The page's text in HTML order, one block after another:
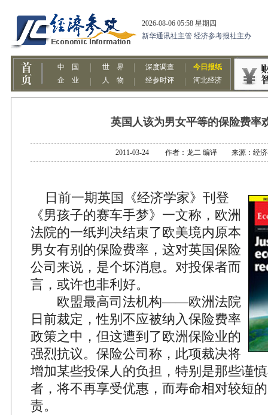
英国人该为男女平等的保险费率
2011-03-24 作者：龙二 编译 来源：经济
日前一期英国《经济学家》刊登
《男孩子的赛车手梦》一文称，欧洲
法院的一纸判决结束了欧美境内原本
男女有别的保险费率，这对英国保险
公司来说，是个坏消息。对投保者而
言，或许也非利好。
欧盟最高司法机构——欧洲法院
日前裁定，性别不应被纳入保险费率
政策之中，但这遭到了欧洲保险业的
强烈抗议。保险公司称，此项裁决将
增加某些投保人的负担，特别是那些谨
者，将不再享受优惠，而寿命相对较短
责。